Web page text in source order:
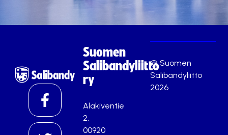
Suomen
Salibandyliitto
ry
Alakiventie
2,
00920
© Suomen
Salibandyliitto
2026